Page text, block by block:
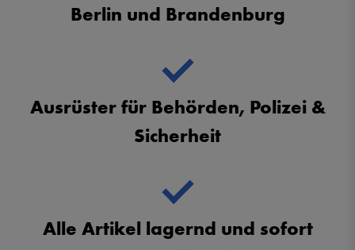
Berlin und Brandenburg
Ausrüster für Behörden, Polizei &
Sicherheit
Alle Artikel lagernd und sofort